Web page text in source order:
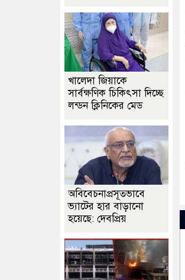
খালেদা জিয়াকে
সার্বক্ষণিক চিকিৎসা দিচ্ছে
লন্ডন ক্লিনিকের মেড
অবিবেচনাপ্রসূতভাবে
ভ্যাটের হার বাড়ানো
হয়েছে: দেবপ্রিয়